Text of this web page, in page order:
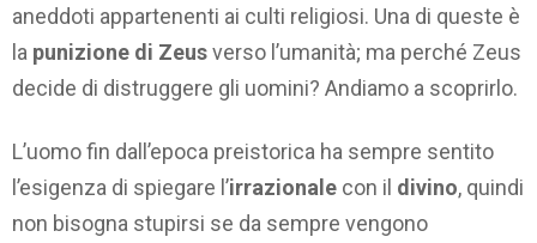
aneddoti appartenenti ai culti religiosi. Una di queste è
la punizione di Zeusverso l’umanità; ma perché Zeus
decide di distruggere gli uomini? Andiamo a scoprirlo.
L’uomo fin dall’epoca preistorica ha sempre sentito
l’esigenza di spiegare l’irrazionale con il divino, quindi
non bisogna stupirsi se da sempre vengono